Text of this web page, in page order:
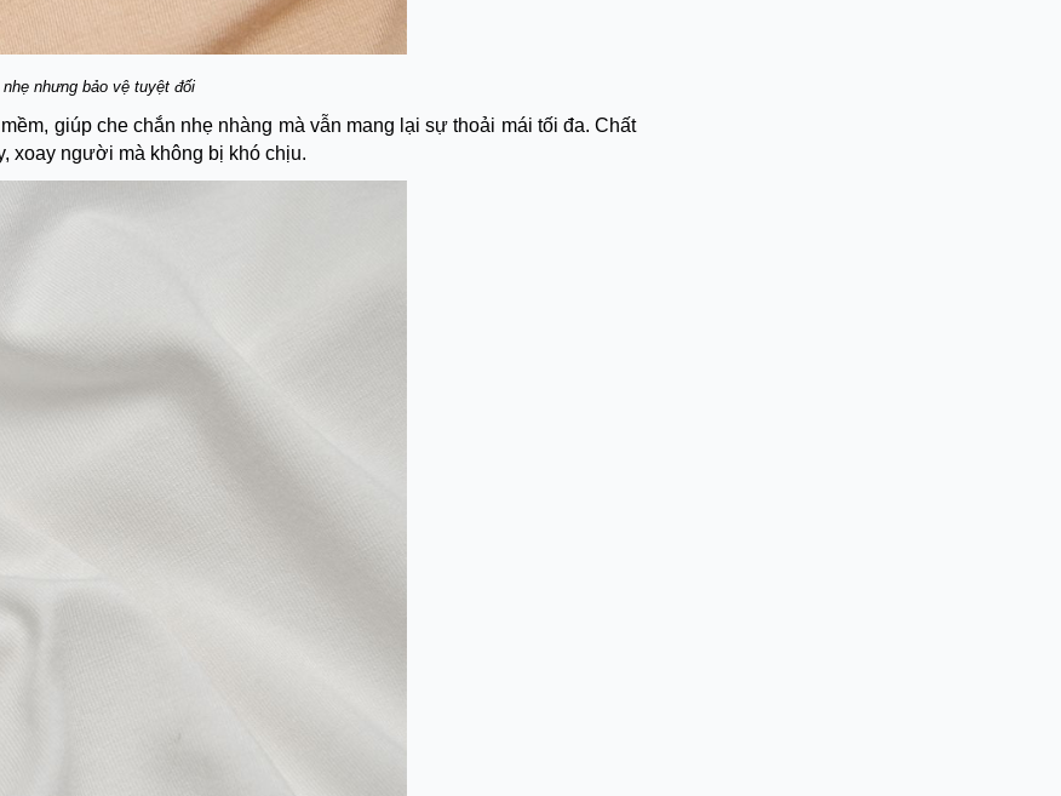
nhưng bảo vệ tuyệt đối
giúp che chắn nhẹ nhàng mà vẫn mang lại sự thoải mái tối đa. Chất
xoay người mà không bị khó chịu.